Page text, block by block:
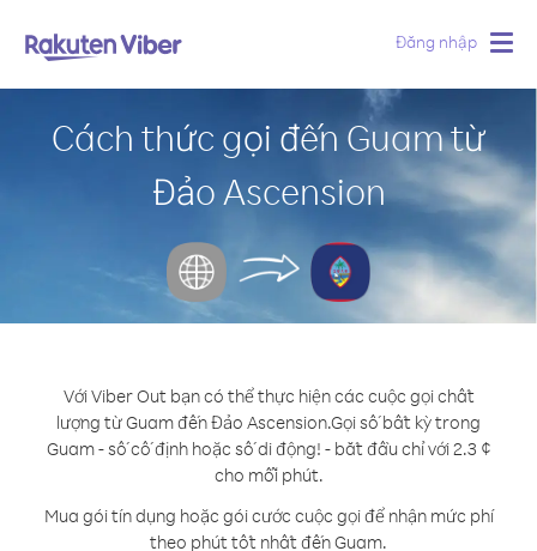
Đăng nhập
Cách thức gọi đến Guam từ
Đảo Ascension
Với Viber Out bạn có thể thực hiện các cuộc gọi chất
lượng từ Guam đến Đảo Ascension.Gọi số bất kỳ trong
Guam - số cố định hoặc số di động! - bắt đầu chỉ với 2.3 ¢
cho mỗi phút.
Mua gói tín dụng hoặc gói cước cuộc gọi để nhận mức phí
theo phút tốt nhất đến Guam.